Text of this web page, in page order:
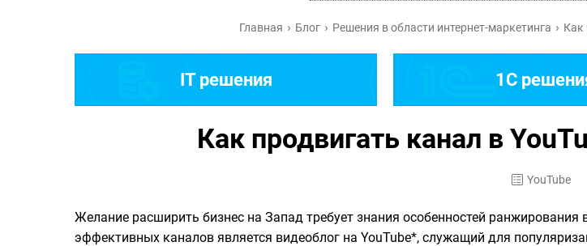
Главная Блог Решения в области интернет-маркетинга Как
IT решения 1C
Как продвигать канал в
YouTube
Желание расширить бизнес на Запад требует знания особенностей
эффективных каналов является видеоблог на YouTube*, служащий для